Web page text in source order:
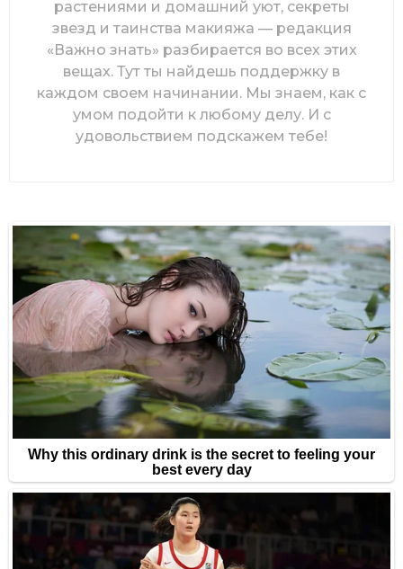
растениями и домашний уют, секреты
звезд и таинства макияжа — редакция
«Важно знать» разбирается во всех этих
вещах. Тут ты найдешь поддержку в
каждом своем начинании. Мы знаем, как с
умом подойти к любому делу. И с
удовольствием подскажем тебе!